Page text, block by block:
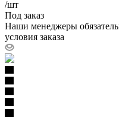
/шт
Под заказ
Наши менеджеры
условия заказа